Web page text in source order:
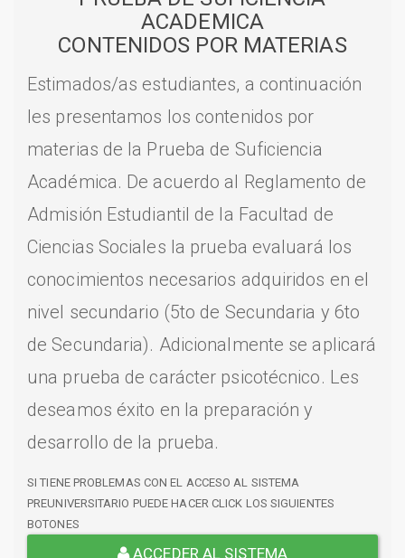
ACADEMICA
CONTENIDOS POR MATERIAS
Estimados/as estudiantes, a continuación
les presentamos los contenidos por
materias de la Prueba de Suficiencia
Académica. De acuerdo al Reglamento de
Admisión Estudiantil de la Facultad de
Ciencias Sociales la prueba evaluará los
conocimientos necesarios adquiridos en el
nivel secundario (5to de Secundaria y 6to
de Secundaria). Adicionalmente se aplicará
una prueba de carácter psicotécnico. Les
deseamos éxito en la preparación y
desarrollo de la prueba.
SI TIENE PROBLEMAS CON EL ACCESO AL SISTEMA
PREUNIVERSITARIO PUEDE HACER CLICK LOS SIGUIENTES
BOTONES
ACCEDER AL SISTEMA